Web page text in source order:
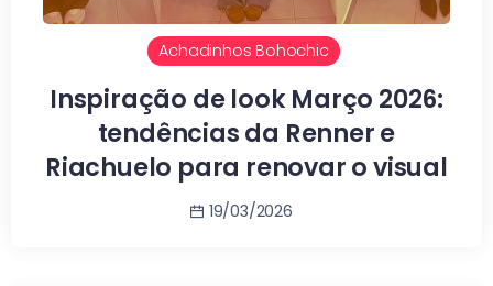
Achadinhos Bohochic
Inspiração de look Março 2026:
tendências da Renner e
Riachuelo para renovar o visual
19/03/2026